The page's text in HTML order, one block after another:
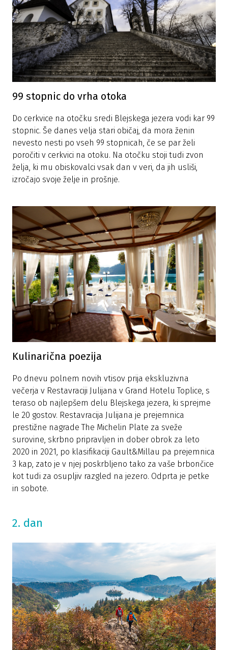
99 stopnic do vrha otoka
Do cerkvice na otočku sredi Blejskega jezera vodi kar 99
stopnic. Še danes velja stari običaj, da mora ženin
nevesto nesti po vseh 99 stopnicah, če se par želi
poročiti v cerkvici na otoku. Na otočku stoji tudi zvon
želja, ki mu obiskovalci vsak dan v veri, da jih usliši,
izročajo svoje želje in prošnje.
Kulinarična poezija
Po dnevu polnem novih vtisov prija ekskluzivna
večerja v Restavraciji Julijana v Grand Hotelu Toplice, s
teraso ob najlepšem delu Blejskega jezera, ki sprejme
le 20 gostov. Restavracija Julijana je prejemnica
prestižne nagrade The Michelin Plate za sveže
surovine, skrbno pripravljen in dober obrok za leto
2020 in 2021, po klasifikaciji Gault&Millau pa prejemnica
3 kap, zato je v njej poskrbljeno tako za vaše brbončice
kot tudi za osupljiv razgled na jezero. Odprta je petke
in sobote.
2. dan